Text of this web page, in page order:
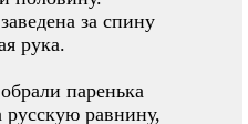
за спину
рука.
паренька
равнину,